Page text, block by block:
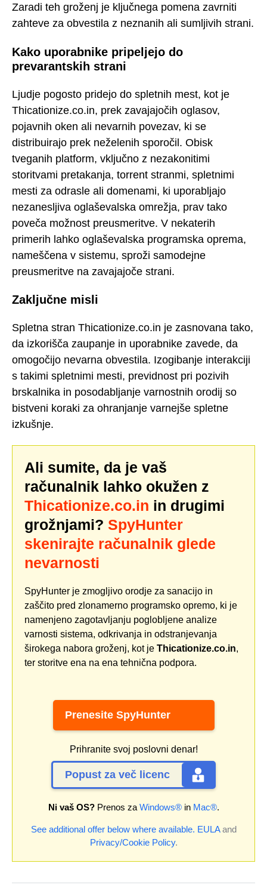
Zaradi teh groženj je ključnega pomena zavrniti
zahteve za obvestila z neznanih ali sumljivih strani.
Kako uporabnike pripeljejo do
prevarantskih strani
Ljudje pogosto pridejo do spletnih mest, kot je
Thicationize.co.in, prek zavajajočih oglasov,
pojavnih oken ali nevarnih povezav, ki se
distribuirajo prek neželenih sporočil. Obisk
tveganih platform, vključno z nezakonitimi
storitvami pretakanja, torrent stranmi, spletnimi
mesti za odrasle ali domenami, ki uporabljajo
nezanesljiva oglaševalska omrežja, prav tako
poveča možnost preusmeritve. V nekaterih
primerih lahko oglaševalska programska oprema,
nameščena v sistemu, sproži samodejne
preusmeritve na zavajajoče strani.
Zaključne misli
Spletna stran Thicationize.co.in je zasnovana tako,
da izkorišča zaupanje in uporabnike zavede, da
omogočijo nevarna obvestila. Izogibanje interakciji
s takimi spletnimi mesti, previdnost pri pozivih
brskalnika in posodabljanje varnostnih orodij so
bistveni koraki za ohranjanje varnejše spletne
izkušnje.
Ali sumite, da je vaš
računalnik lahko okužen z
Thicationize.co.in in drugimi
grožnjami? SpyHunter
skenirajte računalnik glede
nevarnosti
SpyHunter je zmogljivo orodje za sanacijo in
zaščito pred zlonamerno programsko opremo, ki je
namenjeno zagotavljanju poglobljene analize
varnosti sistema, odkrivanja in odstranjevanja
širokega nabora groženj, kot je Thicationize.co.in,
ter storitve ena na ena tehnična podpora.
Prenesite SpyHunter
Prihranite svoj poslovni denar!
Popust za več licenc
Ni vaš OS?Prenos zaWindows®in Mac®.
See additional offer below where available. EULAand
Privacy/Cookie Policy.